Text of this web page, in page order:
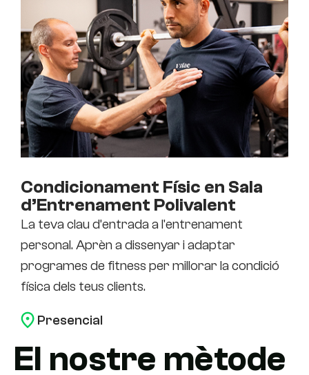
Condicionament Físic en Sala
d’Entrenament Polivalent
La teva clau d’entrada a l'entrenament
personal. Aprèn a dissenyar i adaptar
programes de fitness per millorar la condició
física dels teus clients.
Presencial
El nostre mètode